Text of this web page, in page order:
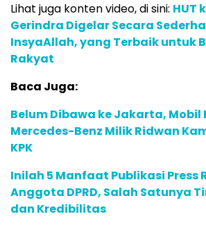
Lihat juga konten video, di sini: HUT
Gerindra Digelar Secara
InsyaAllah, yang Terbaik untuk
Rakyat
Baca Juga:
Belum Dibawa ke Jakarta, Mobil
Mercedes-Benz Milik Ridwan
KPK
Inilah 5 Manfaat Publikasi Press
Anggota DPRD, Salah Satunya
dan Kredibilitas